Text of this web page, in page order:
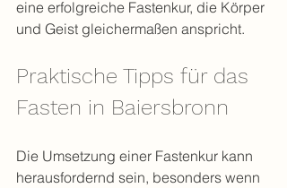
eine erfolgreiche Fastenkur, die Körper
und Geist gleichermaßen anspricht.
Praktische Tipps für das
Fasten in Baiersbronn
Die Umsetzung einer Fastenkur kann
herausfordernd sein, besonders wenn